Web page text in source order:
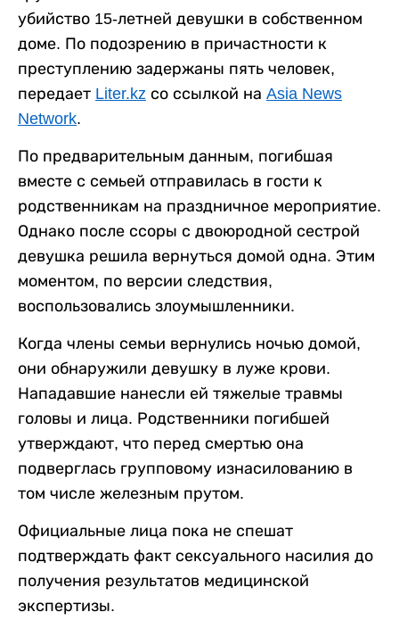
убийство 15-летней девушки в собственном
доме. По подозрению в причастности к
преступлению задержаны пять человек,
передает Liter.kz со ссылкой на Asia News
Network.
По предварительным данным, погибшая
вместе с семьей отправилась в гости к
родственникам на праздничное мероприятие.
Однако после ссоры с двоюродной сестрой
девушка решила вернуться домой одна. Этим
моментом, по версии следствия,
воспользовались злоумышленники.
Когда члены семьи вернулись ночью домой,
они обнаружили девушку в луже крови.
Нападавшие нанесли ей тяжелые травмы
головы и лица. Родственники погибшей
утверждают, что перед смертью она
подверглась групповому изнасилованию в
том числе железным прутом.
Официальные лица пока не спешат
подтверждать факт сексуального насилия до
получения результатов медицинской
экспертизы.